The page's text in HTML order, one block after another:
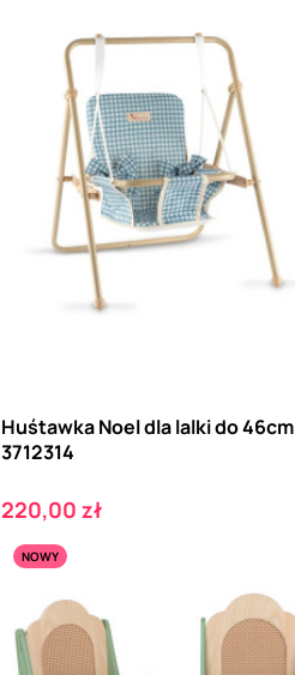
Huśtawka Noel dla lalki do 46cm
3712314
Cena
220,00 zł
NOWY